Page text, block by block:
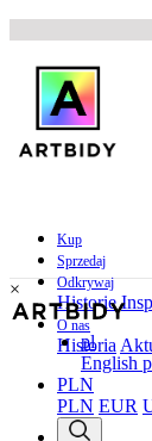
Kup
Sprzedaj
Odkrywaj
Historie
O nas
Historia
×
pl
English
PLN
PLN EUR